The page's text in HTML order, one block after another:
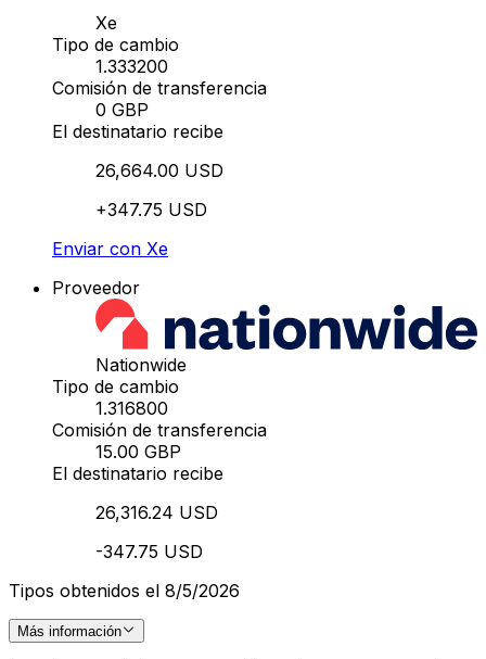
Xe
Tipo de cambio
1.333200
Comisión de transferencia
0 GBP
El destinatario recibe
26,664.00 USD
+347.75 USD
Enviar con Xe
Proveedor
Nationwide
Tipo de cambio
1.316800
Comisión de transferencia
15.00 GBP
El destinatario recibe
26,316.24 USD
-347.75 USD
Tipos obtenidos el 8/5/2026
Más información